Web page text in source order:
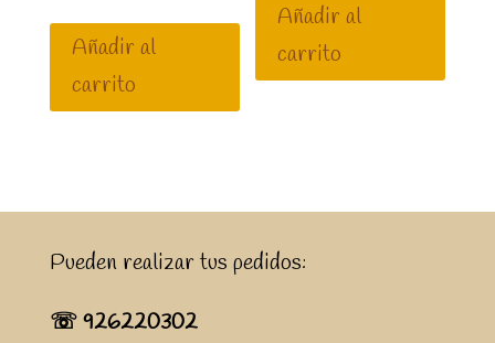
Añadir al
carrito
Añadir al
carrito
Pueden realizar tus pedidos:
☏ 926220302